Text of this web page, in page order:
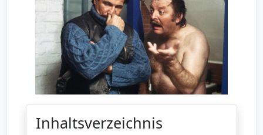
Inhaltsverzeichnis